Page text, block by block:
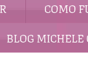
COMO
BLOG